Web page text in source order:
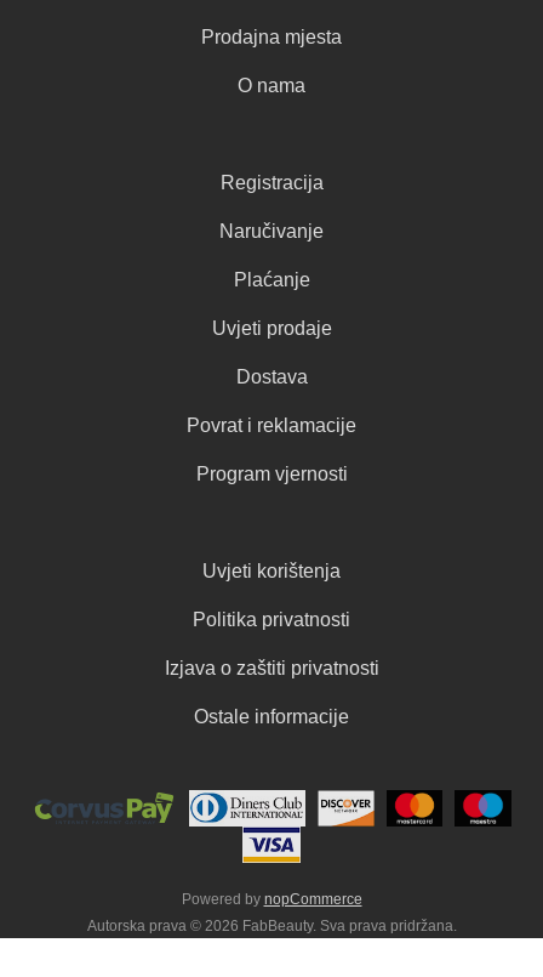
Prodajna mjesta
O nama
Registracija
Naručivanje
Plaćanje
Uvjeti prodaje
Dostava
Povrat i reklamacije
Program vjernosti
Uvjeti korištenja
Politika privatnosti
Izjava o zaštiti privatnosti
Ostale informacije
Powered by nopCommerce
Autorska prava © 2026 FabBeauty. Sva prava pridržana.